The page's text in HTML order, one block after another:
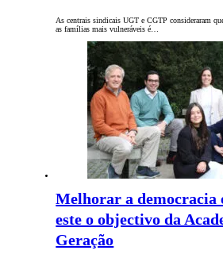
As centrais sindicais UGT e CGTP consideraram
as famílias mais vulneráveis é…
Melhorar a democracia
este o objectivo da
Geração